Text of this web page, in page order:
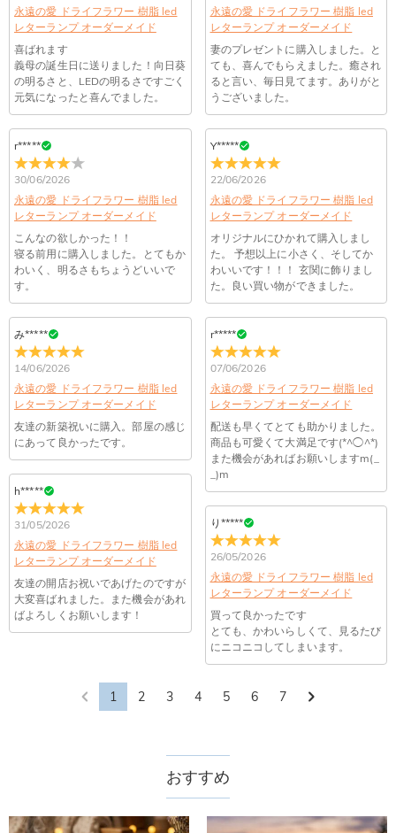
※注意事項：
①ーつ一つ手作業で製作している為色や形に違いが生じる場合がございます。
ハンドメイドならではの風合いをお楽しみ下さい。
②LEDライトは電源コード式で、充電用USBケーブル付属（約1.5m）してお
ります。
注意事項をよくご理解頂いた上でご購入をお願い致します。
商品仕様
点灯パターン :スイッチ
電源: USB電源
永遠の愛 ドライフラワー 樹脂 led
レターランプ オーダーメイド
喜ばれます
義母の誕生日に送りました！向日葵
の明るさと、LEDの明るさですごく
元気になったと喜んでました。
r*****
30/06/2026
永遠の愛 ドライフラワー 樹脂 led
レターランプ オーダーメイド
こんなの欲しかった！！
寝る前用に購入しました。とてもか
わいく、明るさもちょうどいいで
す。
み*****
14/06/2026
永遠の愛 ドライフラワー 樹脂 led
レターランプ オーダーメイド
友達の新築祝いに購入。部屋の感じ
にあって良かったです。
h*****
31/05/2026
永遠の愛 ドライフラワー 樹脂 led
レターランプ オーダーメイド
友達の開店お祝いであげたのですが
大変喜ばれました。また機会があれ
ばよろしくお願いします！
永遠の愛 ドライフラワー 樹脂 led
レターランプ オーダーメイド
妻のプレゼントに購入しました。と
ても、喜んでもらえました。癒され
ると言い、毎日見てます。ありがと
うございました。
Y*****
22/06/2026
永遠の愛 ドライフラワー 樹脂 led
レターランプ オーダーメイド
オリジナルにひかれて購入しまし
た。 予想以上に小さく、そしてか
わいいです！！！ 玄関に飾りまし
た。良い買い物ができました。
r*****
07/06/2026
永遠の愛 ドライフラワー 樹脂 led
レターランプ オーダーメイド
配送も早くてとても助かりました。
商品も可愛くて大満足です(*^◯^*)
また機会があればお願いしますm(_
_)m
り*****
26/05/2026
永遠の愛 ドライフラワー 樹脂 led
レターランプ オーダーメイド
買って良かったです
とても、かわいらしくて、見るたび
にニコニコしてしまいます。
1 2 3 4 5 6 7
送料は配送方法によって異なります。通常配送は送料が1,620
円で、11,700円以上で無料になります。速達配送は送料が
4,680円になります。ご注文金額が25,200以上なら速達配送も
無料となります。（一部離島や遠方へご発送の場合、中継料が
別途加算されます。）
注文した商品はいつ届きますか？
納期=製作作業時間+配送時間 受注製作品のため、ご入金を確
認してから制作となります。大量生産品ではなく、一つ一つ手
でお作りしており、予定作業時間は商品ページに記載しており
ます。そしてご購入の際にお選び頂いた「配送方法」の選択に
よって、お届け日数が異なります。詳細は配送についてまでご
確認ください。.
商品に納品書などの明細書は同梱されますか？
ご注文の納品書・領収書といった明細書は商品に同梱しており
ません。領収書発行をご希望の場合は、ご注文明細をメールに
てご確認ください。
商品を海外へ直接発送することは可能でしょうか。
はい、対応可能です。海外配送をご希望の場合は、カスタマー
サポートまで詳しい海外配送先情報をお送りください。配送先
の国・地域によって送料が異なります。また、海外配送の際は
受取人様に関税が発生する場合がございます。
返品・交換はできますか？
お客様が商品受け取り後、60日以内の未使用品の返品は可能で
す。受注生産品のため、返品は50%の返品手数料(材料費)が発
生致します。詳細はキャンセル/返品についてまでご確認くだ
さい。.
注文＆支払いについて
注文後に注文の内容を変更できますか？
もし注文確認メールをご確認後、注文内容に間違いでもありま
したら、至急カスタマーサポート【Eメール：
service@drawelry.jp】までご連絡ください。ご連絡頂く時に注
Drawelryからのメールが届きません。
Drawelryからのメールが届いていない場合、次の可能性が考え
られます。原因①迷惑メールフォルダに移動されている。解決
策：迷惑メールフォルダに届いているDrawelryからのメールを
迷惑メールでないよう操作して、service@drawelry.jp からの
メールが正しく届くように、迷惑メールフィルターの設定を変
更してください。原因②通信状態などによりメールの到着が遅
れている。解決策：数時間たっても届かない場合は、今後お送
りするメールも遅れる可能性がありますので、別のメールアド
レスからお名前とご住所を記載したメールを
service@drawelry.jp へ送信してください。原因③メールアド
レスの入力に誤りがある。解決策：お名前とご住所を記載した
メールを service@drawelry.jp へ送信してください。
お支払い方法は、クレジットカード、コンビニ前払い、
Paypal、ApplePay、GooglePayからお選びいただけます。
コンビニ前払いのお支払い期限はいつまででしょう
か
コンビニ前払いのお支払い期限はご注文から 6 日間となりま
支払い情報は保護されますか？
お支払い情報は高度なセキュリティで保護されております。お
客様のお支払い情報は当社のサーバーに一切保存されません。
Paypal又はクレジットカート発行会社によって処理されます。
個人情報は保護されますか？
当社では、個人情報保護を目的としたコンプライアンスに則
り、プライバシーポリシーを定めています。お客様に安心かつ
安全にご利用いただけるよう最善の注意を払い、個人情報を厳
重に取り扱っています。 詳細はプライバシーポリシー
確認ください
おすすめ